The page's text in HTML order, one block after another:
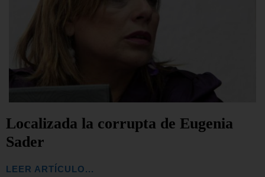
Localizada la corrupta de Eugenia
Sader
LEER ARTÍCULO...